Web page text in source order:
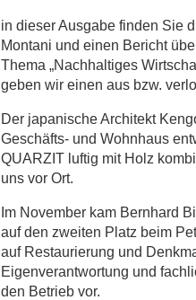
in dieser Ausgabe finden Sie
Montani und einen Bericht
Thema „Nachhaltiges
geben wir einen aus bzw.
Der japanische Architekt
Geschäfts- und Wohnhaus
QUARZIT luftig mit Holz
uns vor Ort.
Im November kam Bernhard
auf den zweiten Platz beim
auf Restaurierung und
Eigenverantwortung und
den Betrieb vor.